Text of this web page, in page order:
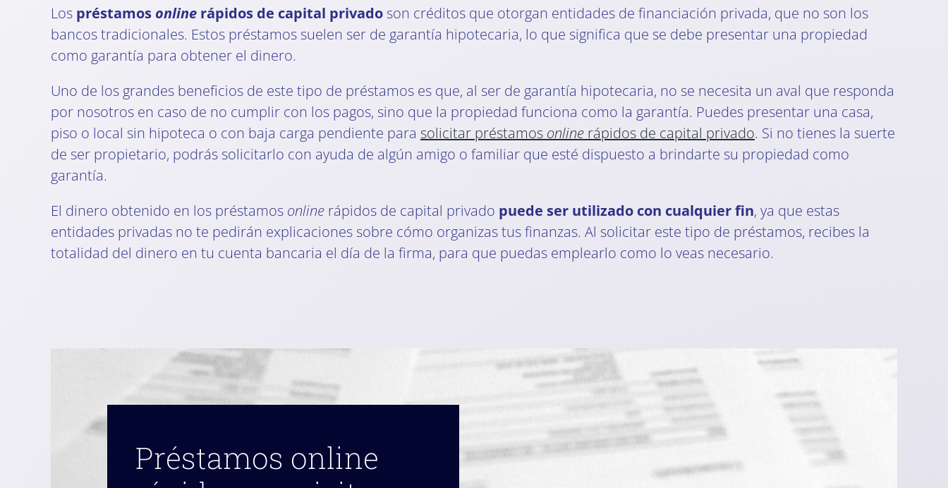
Los préstamos onlinerápidos de capital privadoson créditos que otorgan entidades de financiación privada, que no son los
bancos tradicionales. Estos préstamos suelen ser de garantía hipotecaria, lo que significa que se debe presentar una propiedad
como garantía para obtener el dinero.
Uno de los grandes beneficios de este tipo de préstamos es que, al ser de garantía hipotecaria, no se necesita un aval que responda
por nosotros en caso de no cumplir con los pagos, sino que la propiedad funciona como la garantía. Puedes presentar una casa,
piso o local sin hipoteca o con baja carga pendiente para solicitar préstamos onlinerápidos de capital privado. Si no tienes la suerte
de ser propietario, podrás solicitarlo con ayuda de algún amigo o familiar que esté dispuesto a brindarte su propiedad como
garantía.
El dinero obtenido en los préstamos onlinerápidos de capital privado puede ser utilizado con cualquier fin, ya que estas
entidades privadas no te pedirán explicaciones sobre cómo organizas tus finanzas. Al solicitar este tipo de préstamos, recibes la
totalidad del dinero en tu cuenta bancaria el día de la firma, para que puedas emplearlo como lo veas necesario.
Préstamos online